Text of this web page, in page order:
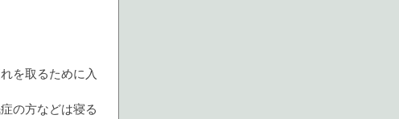
を取るために入
の方などは寝る